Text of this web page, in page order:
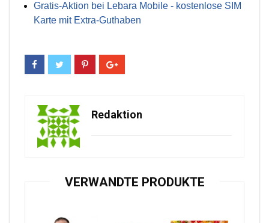
Gratis-Aktion bei Lebara Mobile - kostenlose SIM
Karte mit Extra-Guthaben
Redaktion
VERWANDTE PRODUKTE